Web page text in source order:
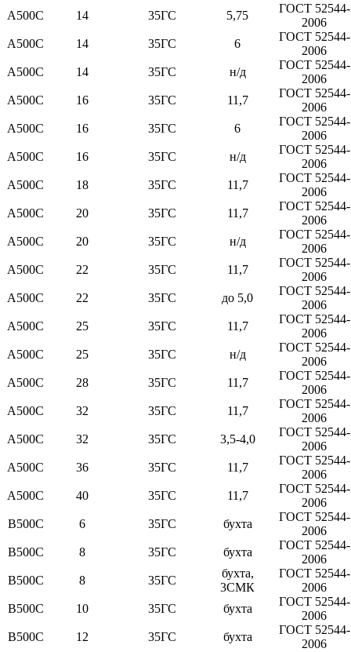
А500С
14 35ГС 5,75
ГОСТ 52544-
2006
А500С
14 35ГС 6
ГОСТ 52544-
2006
А500С
14 35ГС н/д
ГОСТ 52544-
2006
А500С
16 35ГС 11,7
ГОСТ 52544-
2006
А500С
16 35ГС 6
ГОСТ 52544-
2006
А500С
16 35ГС н/д
ГОСТ 52544-
2006
А500С
18 35ГС 11,7
ГОСТ 52544-
2006
А500С
20 35ГС 11,7
ГОСТ 52544-
2006
А500С
20 35ГС н/д
ГОСТ 52544-
2006
А500С
22 35ГС 11,7
ГОСТ 52544-
2006
А500С
22 35ГС до 5,0
ГОСТ 52544-
2006
А500С
25 35ГС 11,7
ГОСТ 52544-
2006
А500С
25 35ГС н/д
ГОСТ 52544-
2006
А500С
28 35ГС 11,7
ГОСТ 52544-
2006
А500С
32 35ГС 11,7
ГОСТ 52544-
2006
А500С
32 35ГС 3,5-4,0
ГОСТ 52544-
2006
А500С
36 35ГС 11,7
ГОСТ 52544-
2006
А500С
40 35ГС 11,7
ГОСТ 52544-
2006
В500С
6 35ГС бухта
ГОСТ 52544-
2006
В500С
8 35ГС бухта
ГОСТ 52544-
2006
В500С
8 35ГС
бухта,
3СМК
ГОСТ 52544-
2006
В500С
10 35ГС бухта
ГОСТ 52544-
2006
В500С
12 35ГС бухта
ГОСТ 52544-
2006